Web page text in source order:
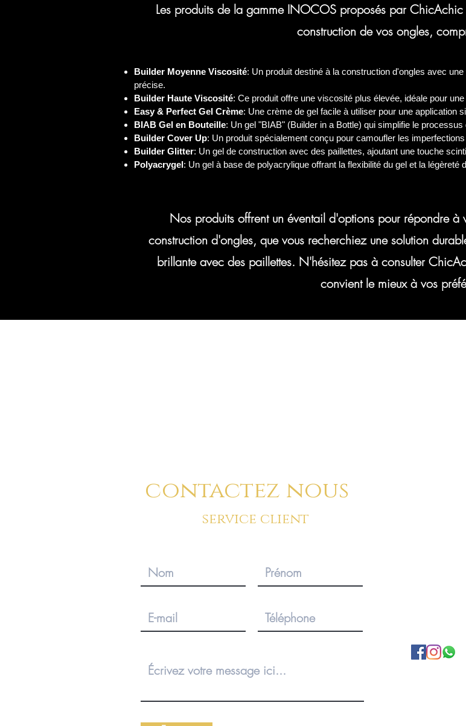
Les produits de la gamme INOCOS proposés par
construction de vos ongles,
Builder Moyenne Viscosité: Un produit destiné à la construction d'ongles avec
précise.
Builder Haute Viscosité: Ce produit offre une viscosité plus élevée, idéale pour
Easy & Perfect Gel Crème: Une crème de gel facile à utiliser pour une application
BIAB Gel en Bouteille: Un gel "BIAB" (Builder in a Bottle) qui simplifie le
Builder Cover Up: Un produit spécialement conçu pour camoufler les
Builder Glitter: Un gel de construction avec des paillettes, ajoutant une touche
Polyacrygel: Un gel à base de polyacrylique offrant la flexibilité du gel et la légèreté
Nos produits offrent un éventail d'options pour répondre à
construction d'ongles, que vous recherchiez une solution
brillante avec des paillettes. N'hésitez pas à consulter
convient le mieux à vos
contactez nous
service client